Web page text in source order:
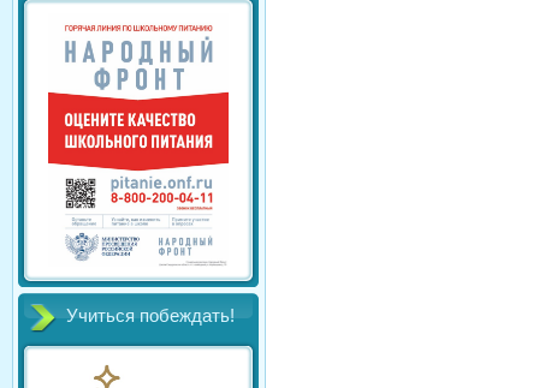
Учиться побеждать!